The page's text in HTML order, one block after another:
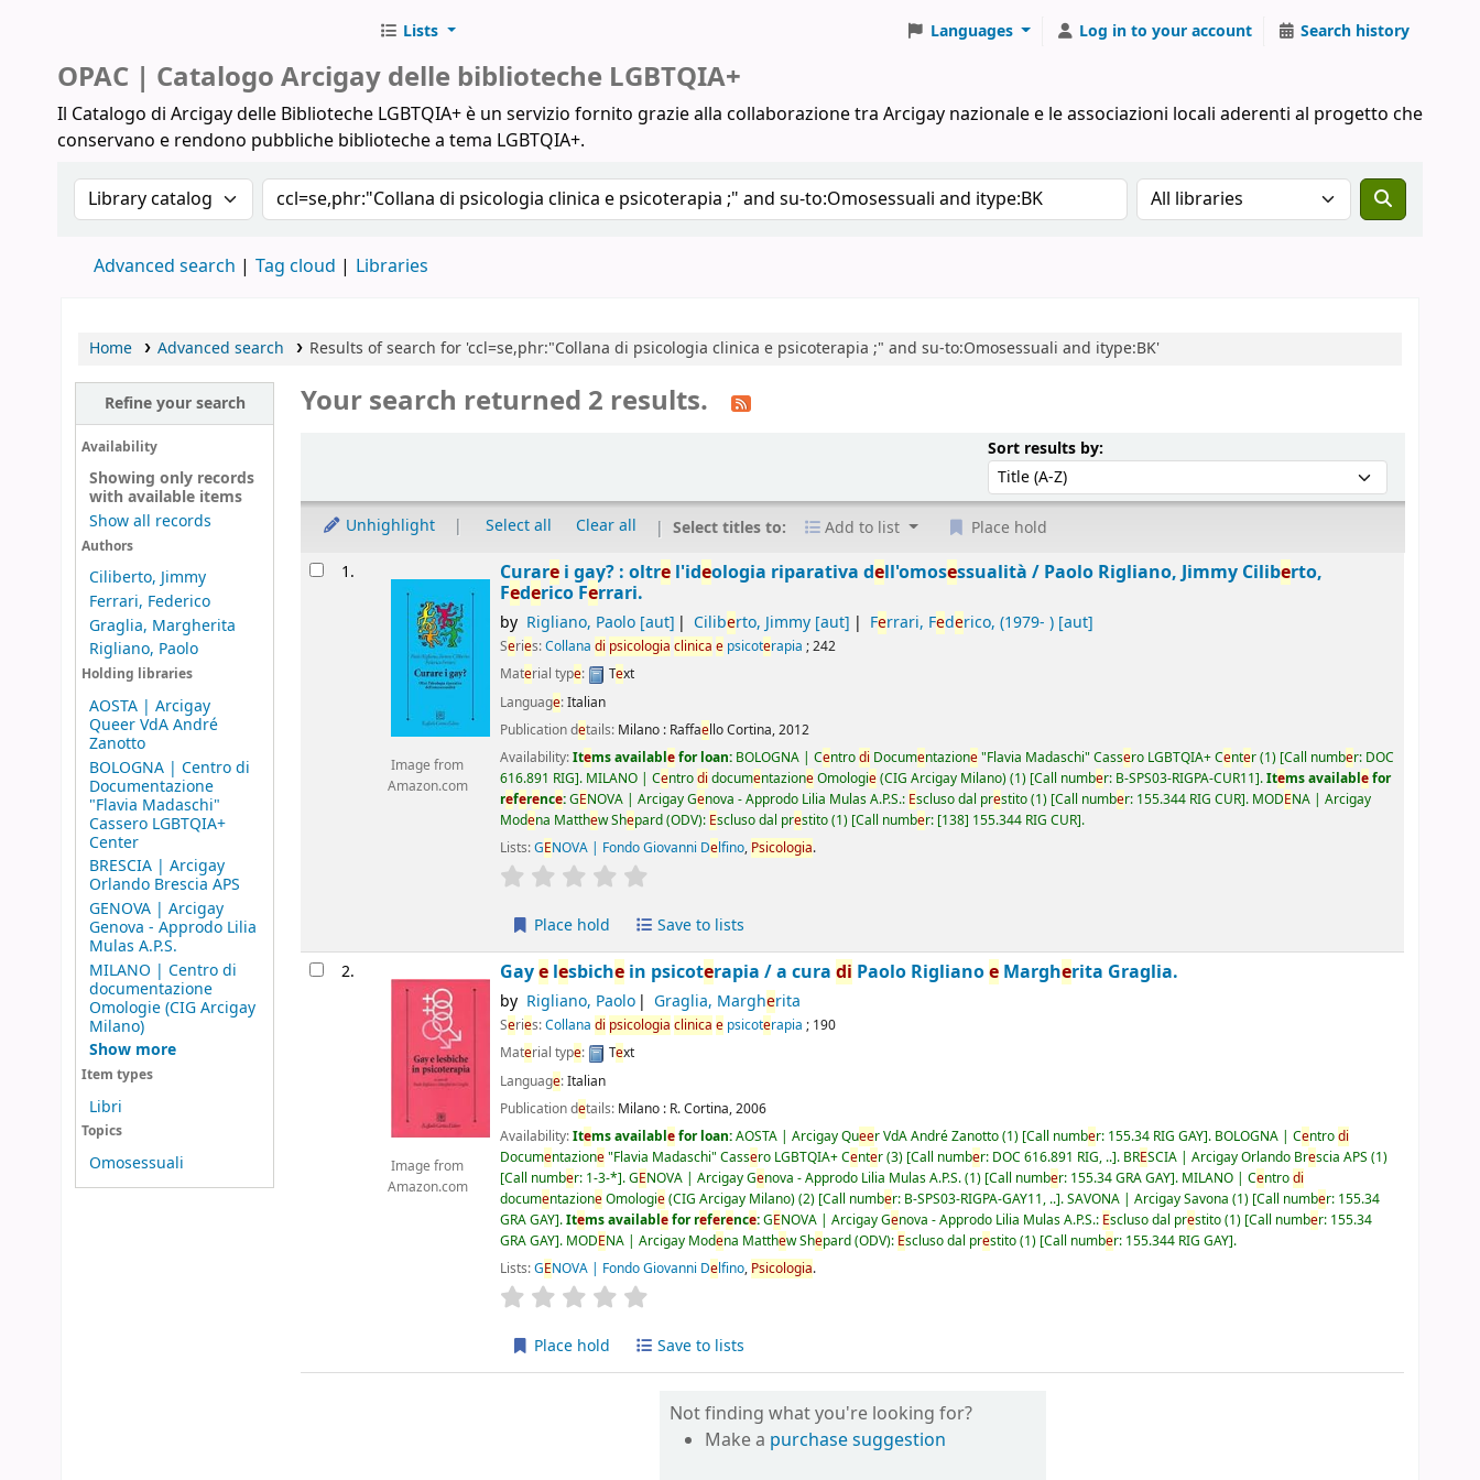
Biblioteche Arcigay
Lists Languages Log in to your account Search history
OPAC | Catalogo Arcigay delle biblioteche LGBTQIA+
Il Catalogo di Arcigay delle Biblioteche LGBTQIA+ è un servizio fornito grazie alla collaborazione tra Arcigay nazionale e le associazioni locali aderenti al progetto che
conservano e rendono pubbliche biblioteche a tema LGBTQIA+.
Search the catalog by:Search the catalog Search the catalog in:
Advanced search Tag cloud Libraries
Home Advanced search Results of search for 'ccl=se,phr:"Collana di psicologia clinica e psicoterapia ;" and su-to:Omosessuali and itype:BK'
Refine your search
Availability
Showing only records
with available items
Show all records
Authors
Ciliberto, Jimmy
Ferrari, Federico
Graglia, Margherita
Rigliano, Paolo
Holding libraries
AOSTA | Arcigay
Queer VdA André
Zanotto
BOLOGNA | Centro di
Documentazione
"Flavia Madaschi"
Cassero LGBTQIA+
Center
BRESCIA | Arcigay
Orlando Brescia APS
GENOVA | Arcigay
Genova - Approdo Lilia
Mulas A.P.S.
MILANO | Centro di
documentazione
Omologie (CIG Arcigay
Milano)
Show more
Item types
Libri
Topics
Omosessuali
Your search returned 2 results.
Sort results by:Sort by:
Unhighlight Select all Clear all Select titles to: Add to list Place hold
Results1.
Image from
Amazon.com
Curare i gay? : oltre l'ideologia riparativa dell'omosessualità / Paolo Rigliano, Jimmy Ciliberto,
Federico Ferrari.
by Rigliano, Paolo[aut] Ciliberto, Jimmy [aut] Ferrari, Federico, (1979- ) [aut]
Series:Collanadi psicologia clinica e psicoterapia ; 242
Material type: Text
Language:Italian
Publication details: Milano : Raffaello Cortina,2012
Availability:Items availablefor loan: BOLOGNA | Centrodi Documentazione"Flavia Madaschi" Cassero LGBTQIA+ Center(1) Call number: DOC
616.891 RIG . MILANO | Centrodi documentazioneOmologie(CIG Arcigay Milano)(1) Call number: B-SPS03-RIGPA-CUR11 .Items availablefor
reference:GENOVA | Arcigay Genova - Approdo Lilia Mulas A.P.S.: Escluso dal prestito(1) Call number: 155.344 RIG CUR . MODENA | Arcigay
Modena Matthew Shepard (ODV): Escluso dal prestito(1) Call number: [138] 155.344 RIG CUR .
Lists:GENOVA | Fondo Giovanni Delfino, Psicologia.
star rating
Place hold Save to lists
2.
Image from
Amazon.com
Gaye lesbiche in psicoterapia /a curadi Paolo Riglianoe Margherita Graglia.
by Rigliano, Paolo Graglia, Margherita
Series:Collanadi psicologia clinica e psicoterapia ; 190
Material type: Text
Language:Italian
Publication details: Milano : R. Cortina,2006
Availability:Items availablefor loan:AOSTA | Arcigay Queer VdA André Zanotto(1) Call number: 155.34 RIG GAY . BOLOGNA | Centrodi
Documentazione"Flavia Madaschi" Cassero LGBTQIA+ Center(3) Call number: DOC 616.891 RIG, .. . BRESCIA | Arcigay Orlando Brescia APS (1)
Call number: 1-3-* .GENOVA | Arcigay Genova - Approdo Lilia Mulas A.P.S.(1) Call number: 155.34 GRA GAY . MILANO | Centrodi
documentazioneOmologie(CIG Arcigay Milano)(2) Call number: B-SPS03-RIGPA-GAY11, .. .SAVONA | Arcigay Savona (1) Call number: 155.34
GRA GAY .Items availablefor reference:GENOVA | Arcigay Genova - Approdo Lilia Mulas A.P.S.: Escluso dal prestito(1) Call number: 155.34
GRA GAY . MODENA | Arcigay Modena Matthew Shepard (ODV): Escluso dal prestito(1) Call number: 155.344 RIG GAY .
Lists:GENOVA | Fondo Giovanni Delfino, Psicologia.
star rating
Place hold Save to lists
Not finding what you're looking for?
Make a purchase suggestion